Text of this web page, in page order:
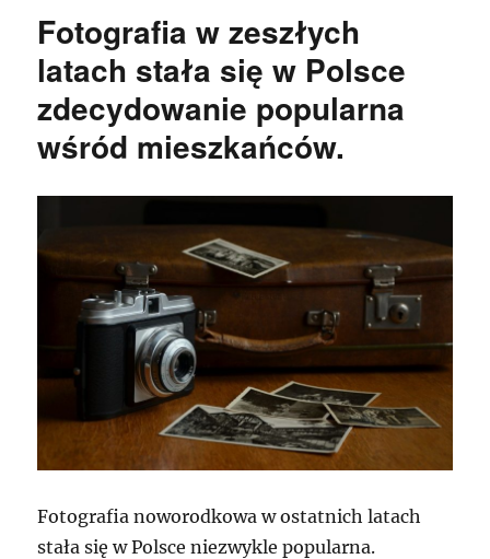
Fotografia w zeszłych
latach stała się w Polsce
zdecydowanie popularna
wśród mieszkańców.
Fotografia noworodkowa w ostatnich latach
stała się w Polsce niezwykle popularna.